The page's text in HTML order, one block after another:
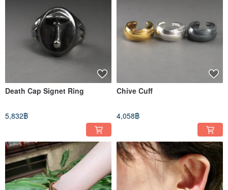
Death Cap Signet Ring
5,832฿
Chive Cuff
4,058฿